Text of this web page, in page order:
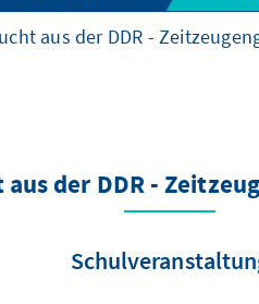
aus der DDR -
der DDR -